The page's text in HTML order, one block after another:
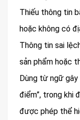
Thiếu thông tin
hoặc không có
Thông tin sai
sản phẩm hoặc
Dùng từ ngữ gây
điểm”, trong khi
được phép thể